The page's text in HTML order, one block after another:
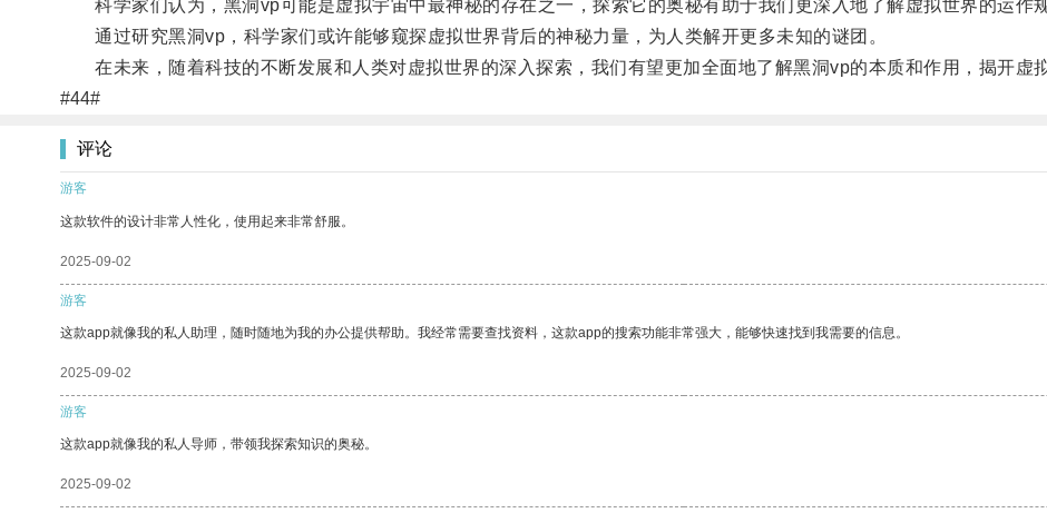
科学家们认为，黑洞vp可能是虚拟宇宙中最神秘的存在之一，探索它的奥秘有助于我们更深入地了解虚拟世界的运作规
通过研究黑洞vp，科学家们或许能够窥探虚拟世界背后的神秘力量，为人类解开更多未知的谜团。
在未来，随着科技的不断发展和人类对虚拟世界的深入探索，我们有望更加全面地了解黑洞vp的本质和作用，揭开虚
#44#
评论
游客
这款软件的设计非常人性化，使用起来非常舒服。
2025-09-02
游客
这款app就像我的私人助理，随时随地为我的办公提供帮助。我经常需要查找资料，这款app的搜索功能非常强大，能够快速找到我需要的信息。
2025-09-02
游客
这款app就像我的私人导师，带领我探索知识的奥秘。
2025-09-02